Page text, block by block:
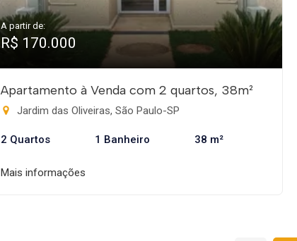
A partir de:
R$ 170.000
Apartamento à Venda com 2 quartos, 38m²
Jardim das Oliveiras, São Paulo-SP
2 Quartos 1 Banheiro 38 m²
Mais informações